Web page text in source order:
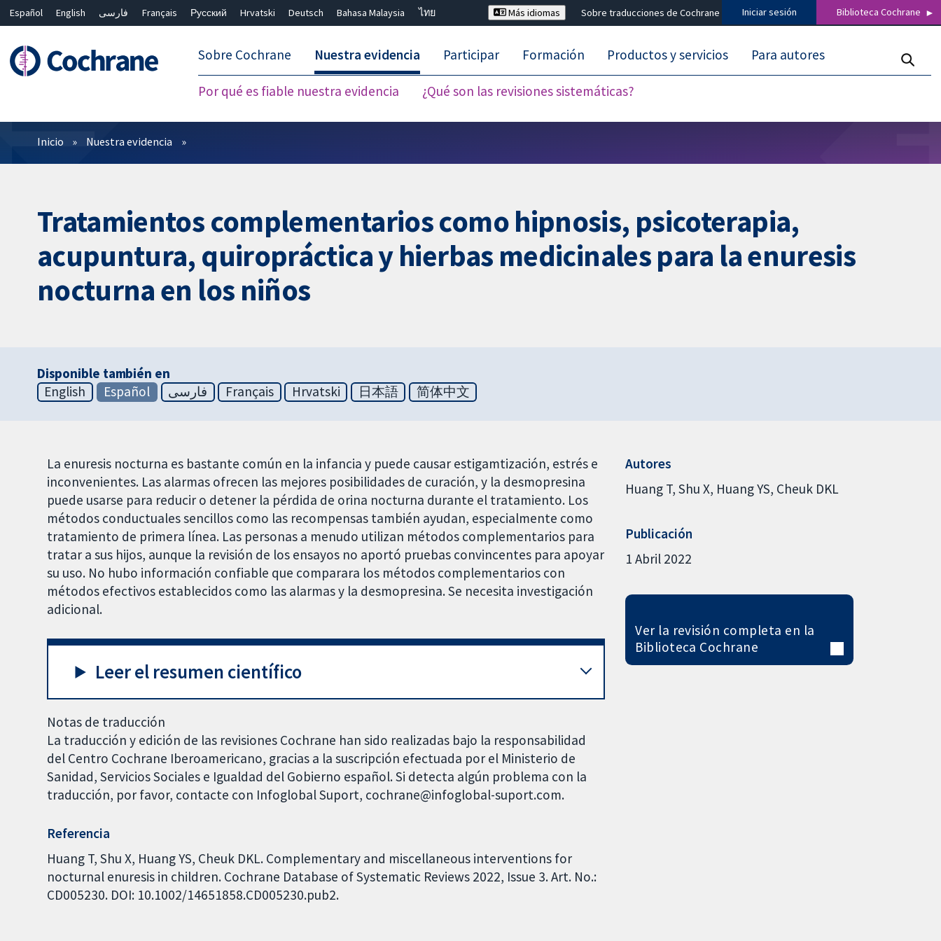
Español English فارسی Français Русский Hrvatski Deutsch Bahasa Malaysia
ไทย
Más idiomas Sobre traducciones de Cochrane Iniciar sesión Biblioteca Cochrane
Sobre Cochrane Nuestra evidencia
Por qué es fiable nuestra evidencia ¿Qué son las revisiones sistemáticas?
Participar Formación Productos y servicios Para autores
Filtros
Inicio Nuestra evidencia
Tratamientos complementarios como hipnosis, psicoterapia,
acupuntura, quiropráctica y hierbas medicinales para la enuresis
nocturna en los niños
Disponible también en
English
Español فارسی Français Hrvatski 日本語 简体中文
La enuresis nocturna es bastante común en la infancia y puede causar estigamtización, estrés e
inconvenientes. Las alarmas ofrecen las mejores posibilidades de curación, y la desmopresina
puede usarse para reducir o detener la pérdida de orina nocturna durante el tratamiento. Los
métodos conductuales sencillos como las recompensas también ayudan, especialmente como
tratamiento de primera línea. Las personas a menudo utilizan métodos complementarios para
tratar a sus hijos, aunque la revisión de los ensayos no aportó pruebas convincentes para apoyar
su uso. No hubo información confiable que comparara los métodos complementarios con
métodos efectivos establecidos como las alarmas y la desmopresina. Se necesita investigación
adicional.
Leer el resumen científico
Notas de traducción
La traducción y edición de las revisiones Cochrane han sido realizadas bajo la responsabilidad
del Centro Cochrane Iberoamericano, gracias a la suscripción efectuada por el Ministerio de
Sanidad, Servicios Sociales e Igualdad del Gobierno español. Si detecta algún problema con la
traducción, por favor, contacte con Infoglobal Suport, cochrane@infoglobal-suport.com.
Referencia
Huang T, Shu X, Huang YS, Cheuk DKL. Complementary and miscellaneous interventions for
nocturnal enuresis in children. Cochrane Database of Systematic Reviews 2022, Issue 3. Art. No.:
CD005230. DOI: 10.1002/14651858.CD005230.pub2.
Autores
Huang T Shu X Huang YS Cheuk DKL
Publicación
1 Abril 2022
Ver la revisión completa en la
Biblioteca Cochrane